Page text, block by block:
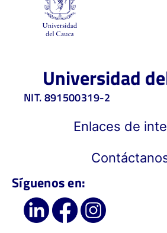
Universidad
NIT. 891500319-2
Enlaces de
Síguenos en: